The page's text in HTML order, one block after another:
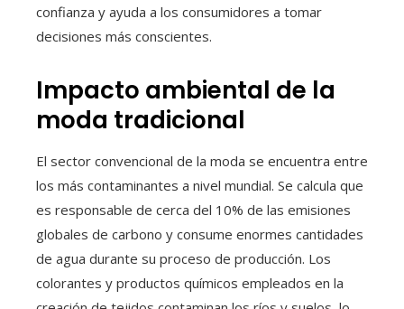
confianza y ayuda a los consumidores a tomar
decisiones más conscientes.
Impacto ambiental de la
moda tradicional
El sector convencional de la moda se encuentra entre
los más contaminantes a nivel mundial. Se calcula que
es responsable de cerca del 10% de las emisiones
globales de carbono y consume enormes cantidades
de agua durante su proceso de producción. Los
colorantes y productos químicos empleados en la